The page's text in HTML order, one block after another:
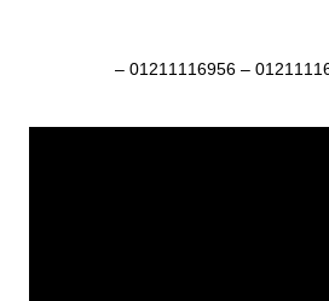
ماكينات تعبئة وتغليف 01211116954 – 01211116956 –